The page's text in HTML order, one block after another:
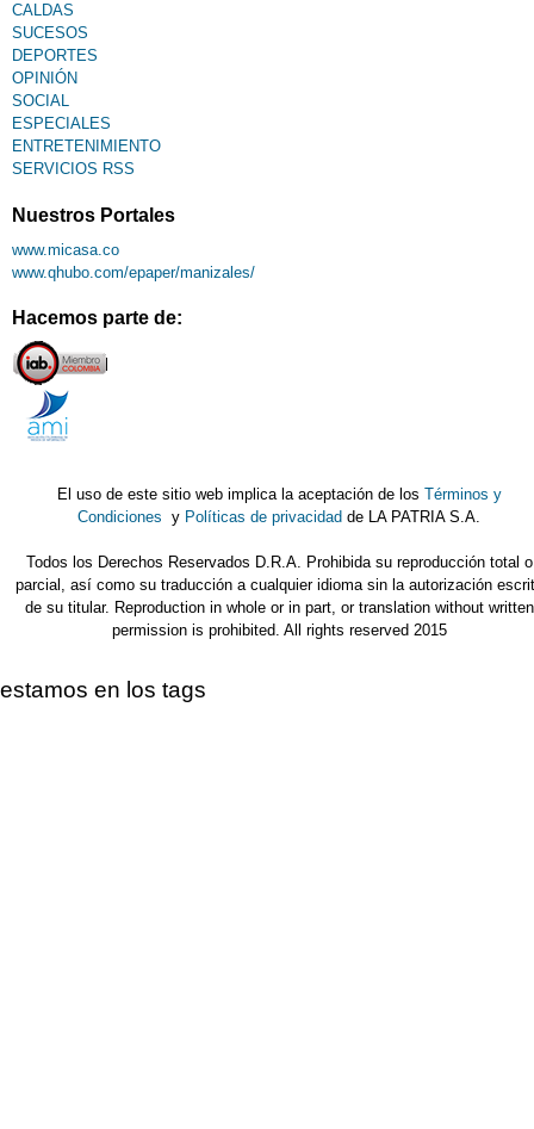
CALDAS
SUCESOS
DEPORTES
OPINIÓN
SOCIAL
ESPECIALES
ENTRETENIMIENTO
SERVICIOS RSS
Nuestros Portales
www.micasa.co
www.qhubo.com/epaper/manizales/
Hacemos parte de:
El uso de este sitio web implica la aceptación de los Términos y
Condiciones y Políticas de privacidad de LA PATRIA S.A.
Todos los Derechos Reservados D.R.A. Prohibida su reproducción total o
parcial, así como su traducción a cualquier idioma sin la autorización
de su titular. Reproduction in whole or in part, or translation without written
permission is prohibited. All rights reserved 2015
estamos en los tags